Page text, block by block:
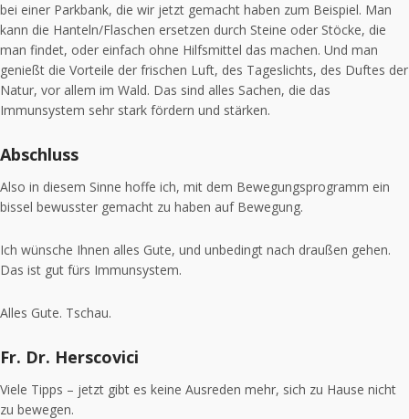
bei einer Parkbank, die wir jetzt gemacht haben zum Beispiel. Man
kann die Hanteln/Flaschen ersetzen durch Steine oder Stöcke, die
man findet, oder einfach ohne Hilfsmittel das machen. Und man
genießt die Vorteile der frischen Luft, des Tageslichts, des Duftes der
Natur, vor allem im Wald. Das sind alles Sachen, die das
Immunsystem sehr stark fördern und stärken.
Abschluss
Also in diesem Sinne hoffe ich, mit dem Bewegungsprogramm ein
bissel bewusster gemacht zu haben auf Bewegung.
Ich wünsche Ihnen alles Gute, und unbedingt nach draußen gehen.
Das ist gut fürs Immunsystem.
Alles Gute. Tschau.
Fr. Dr. Herscovici
Viele Tipps – jetzt gibt es keine Ausreden mehr, sich zu Hause nicht
zu bewegen.